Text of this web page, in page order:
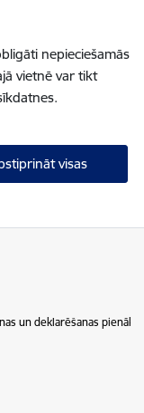
nepieciešamās
vietnē var tikt
visas
un deklarēšanas